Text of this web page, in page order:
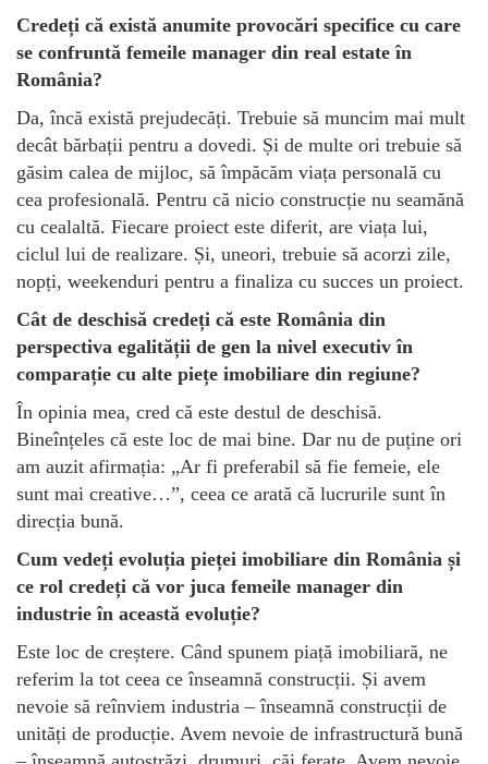
Credeți că există anumite provocări specifice cu care
se confruntă femeile manager din real estate în
România?
Da, încă există prejudecăți. Trebuie să muncim mai mult
decât bărbații pentru a dovedi. Și de multe ori trebuie să
găsim calea de mijloc, să împăcăm viața personală cu
cea profesională. Pentru că nicio construcție nu seamănă
cu cealaltă. Fiecare proiect este diferit, are viața lui,
ciclul lui de realizare. Și, uneori, trebuie să acorzi zile,
nopți, weekenduri pentru a finaliza cu succes un proiect.
Cât de deschisă credeți că este România din
perspectiva egalității de gen la nivel executiv în
comparație cu alte piețe imobiliare din regiune?
În opinia mea, cred că este destul de deschisă.
Bineînțeles că este loc de mai bine. Dar nu de puține ori
am auzit afirmația: „Ar fi preferabil să fie femeie, ele
sunt mai creative…”, ceea ce arată că lucrurile sunt în
direcția bună.
Cum vedeți evoluția pieței imobiliare din România și
ce rol credeți că vor juca femeile manager din
industrie în această evoluție?
Este loc de creștere. Când spunem piață imobiliară, ne
referim la tot ceea ce înseamnă construcții. Și avem
nevoie să reînviem industria – înseamnă construcții de
unități de producție. Avem nevoie de infrastructură bună